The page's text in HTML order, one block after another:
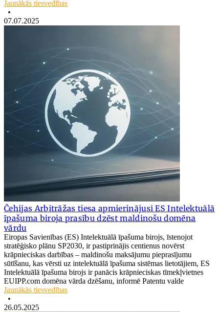
Jaunākās tiesvedības
•
07.07.2025
Čehijas Arbitrāžas tiesa apmierinājusi ES Intelektuālā
īpašuma biroja prasību dzēst maldinošu domēna
vārdu
Eiropas Savienības (ES) Intelektuālā īpašuma birojs, īstenojot
stratēģisko plānu SP2030, ir pastiprinājis centienus novērst
krāpnieciskas darbības – maldinošu maksājumu pieprasījumu
sūtīšanu, kas vērsti uz intelektuālā īpašuma sistēmas lietotājiem, ES
Intelektuālā īpašuma birojs ir panācis krāpnieciskas tīmekļvietnes
EUIPP.com domēna vārda dzēšanu, informē Patentu valde
Jaunākās tiesvedības
•
26.05.2025